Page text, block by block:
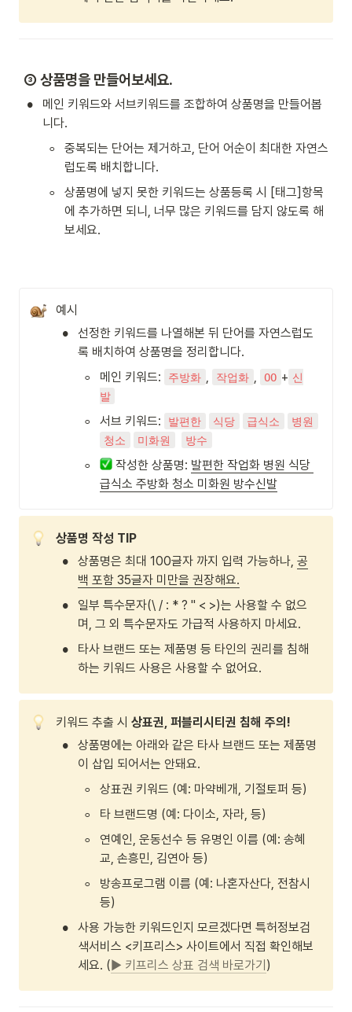
③ 상품명을 만들어보세요.
•
메인 키워드와 서브키워드를 조합하여 상품명을 만들어봅
니다.
◦
중복되는 단어는 제거하고, 단어 어순이 최대한 자연스
럽도록 배치합니다.
◦
상품명에 넣지 못한 키워드는 상품등록 시 [태그]항목
에 추가하면 되니, 너무 많은 키워드를 담지 않도록 해
보세요.
예시
•
선정한 키워드를 나열해본 뒤 단어를 자연스럽도
록 배치하여 상품명을 정리합니다.
◦ 메인 키워드: 주방화 작업화 OO + 신
발
◦ 서브 키워드: 발편한 식당 급식소
병원
청소
미화원 방수
◦ 작성한 상품명: 발편한 작업화 병원 식당
급식소 주방화 청소 미화원 방수신발
상품명 작성 TIP
• 상품명은 최대 100글자 까지 입력 가능하나, 공
백 포함 35글자 미만을 권장해요.
•
일부 특수문자(\ / : * ? " < >)는 사용할 수 없으
며, 그 외 특수문자도 가급적 사용하지 마세요.
•
타사 브랜드 또는 제품명 등 타인의 권리를 침해
하는 키워드 사용은 사용할 수 없어요.
키워드 추출 시 상표권, 퍼블리시티권 침해 주의!
•
상품명에는 아래와 같은 타사 브랜드 또는 제품명
이 삽입 되어서는 안돼요.
◦ 상표권 키워드 (예: 마약베개, 기절토퍼 등)
◦ 타 브랜드명 (예: 다이소, 자라, 등)
◦
연예인, 운동선수 등 유명인 이름 (예: 송혜
교, 손흥민, 김연아 등)
◦
방송프로그램 이름 (예: 나혼자산다, 전참시
등)
•
사용 가능한 키워드인지 모르겠다면 특허정보검
색서비스 <키프리스> 사이트에서 직접 확인해보
세요. (► 키프리스 상표 검색 바로가기 )